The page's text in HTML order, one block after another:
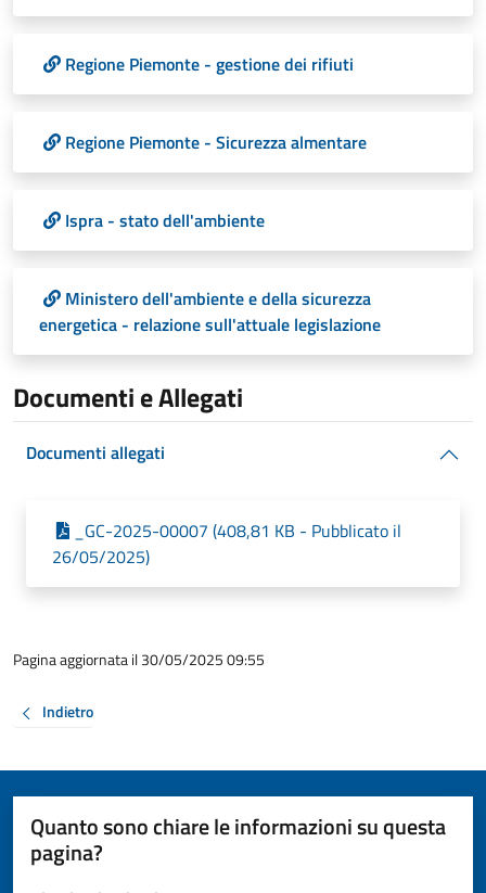
Regione Piemonte - gestione dei rifiuti
Regione Piemonte - Sicurezza almentare
Ispra - stato dell'ambiente
Ministero dell'ambiente e della sicurezza
energetica - relazione sull'attuale legislazione
Documenti e Allegati
Documenti allegati
_GC-2025-00007 (408,81 KB - Pubblicato il
26/05/2025)
Pagina aggiornata il 30/05/2025 09:55
Indietro
Quanto sono chiare le informazioni su questa
pagina?